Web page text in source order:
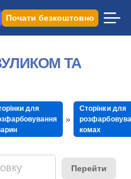
Почати безкоштовно
ТА
для
Сторінки для
комах
Перейти